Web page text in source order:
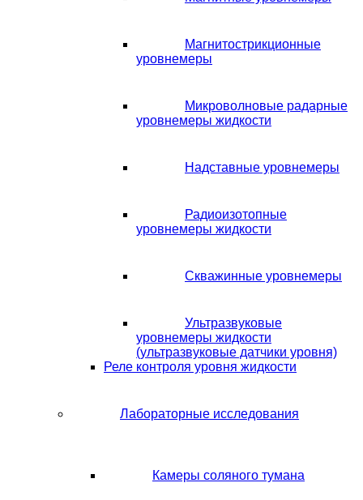
Магнитострикционные
уровнемеры
Микроволновые радарные
уровнемеры жидкости
Надставные уровнемеры
Радиоизотопные
уровнемеры жидкости
Скважинные уровнемеры
Ультразвуковые
уровнемеры жидкости
(ультразвуковые датчики уровня)
Реле контроля уровня жидкости
Лабораторные исследования
Камеры соляного тумана